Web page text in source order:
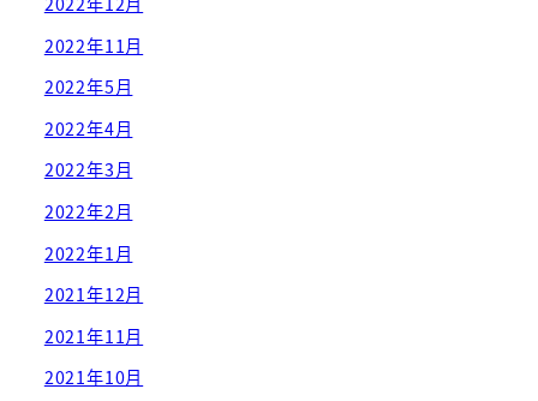
2022年11月
2022年5月
2022年4月
2022年3月
2022年2月
2022年1月
2021年12月
2021年11月
2021年10月